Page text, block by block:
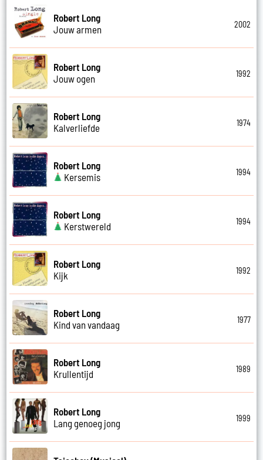
Robert Long
Jouw armen
2002
Robert Long
Jouw ogen
1992
Robert Long
Kalverliefde
1974
Robert Long
Kersemis
1994
Robert Long
Kerstwereld
1994
Robert Long
Kijk
1992
Robert Long
Kind van vandaag
1977
Robert Long
Krullentijd
1989
Robert Long
Lang genoeg jong
1999